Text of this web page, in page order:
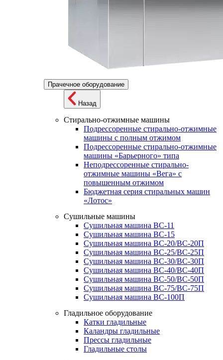
Прачечное оборудование
Назад
Стирально-отжимные машины
Подрессоренные стирально-отжимные
машины с полным отжимом
Подрессоренные стирально-отжимные
машины «Барьерного» типа
Неподрессоренные стирально-
отжимные машины «Вега» с
повышенным отжимом
Бюджетная серия стиральных машин
«Лотос»
Сушильные машины
Сушильная машина ВС-11
Сушильная машина ВС-15
Сушильная машина ВС-20/ВС-20П
Сушильная машина ВС-25/ВС-25П
Сушильная машина ВС-30/ВС-30П
Сушильная машина ВС-40/ВС-40П
Сушильная машина ВС-50/ВС-50П
Сушильная машина ВС-75/ВС-75П
Сушильная машина ВС-100П
Гладильное оборудование
Катки гладильные
Каландры гладильные
Прессы гладильные
Гладильные столы